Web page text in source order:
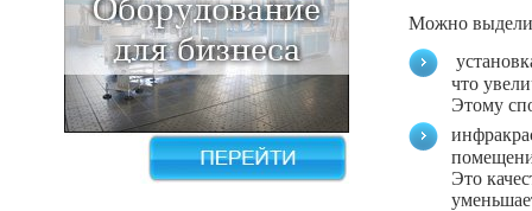
Можно
что
Этому
Это